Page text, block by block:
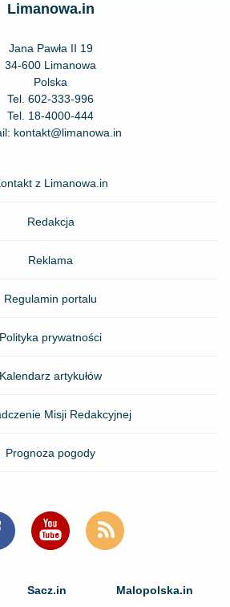
Limanowa.in
Jana Pawła II 19
34-600 Limanowa
Polska
Tel. 602-333-996
Tel. 18-4000-444
kontakt@limanowa.in
z Limanowa.in
Redakcja
Reklama
Regulamin portalu
Polityka prywatności
Kalendarz artykułów
Misji Redakcyjnej
Prognoza pogody
Sacz.in Malopolska.in